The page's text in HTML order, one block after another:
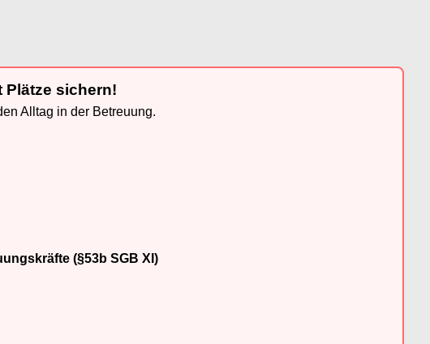
Plätze sichern!
Alltag in der Betreuung.
(§53b SGB XI)